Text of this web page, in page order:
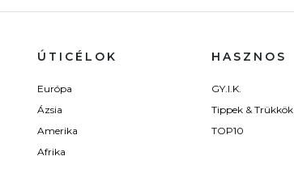
ÚTICÉLOK
Európa
Ázsia
Amerika
Afrika
HASZNOS
GY.I.K.
Tippek & Trükkök
TOP10